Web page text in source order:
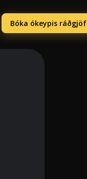
Bóka ókeypis ráðgjöf